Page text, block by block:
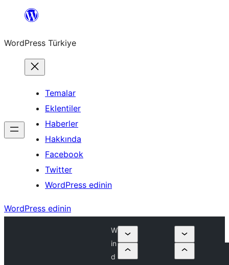
İçeriğe
WordPress Türkiye
Temalar
Eklentiler
Haberler
Hakkında
Facebook
Twitter
WordPress edinin
WordPress edinin
W
in
d